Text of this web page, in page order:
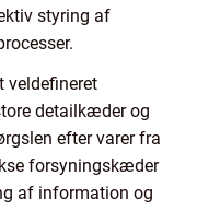
styring af
veldefineret
detailkæder og
efter varer fra
forsyningskæder
af information og